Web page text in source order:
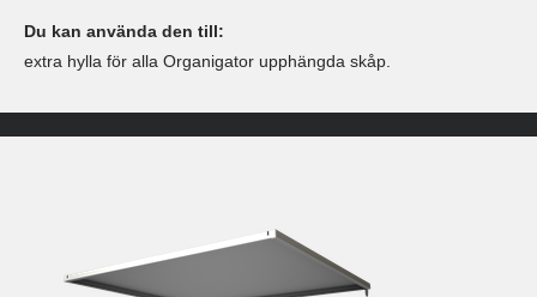
Du kan använda den till:
extra hylla för alla Organigator upphängda skåp.